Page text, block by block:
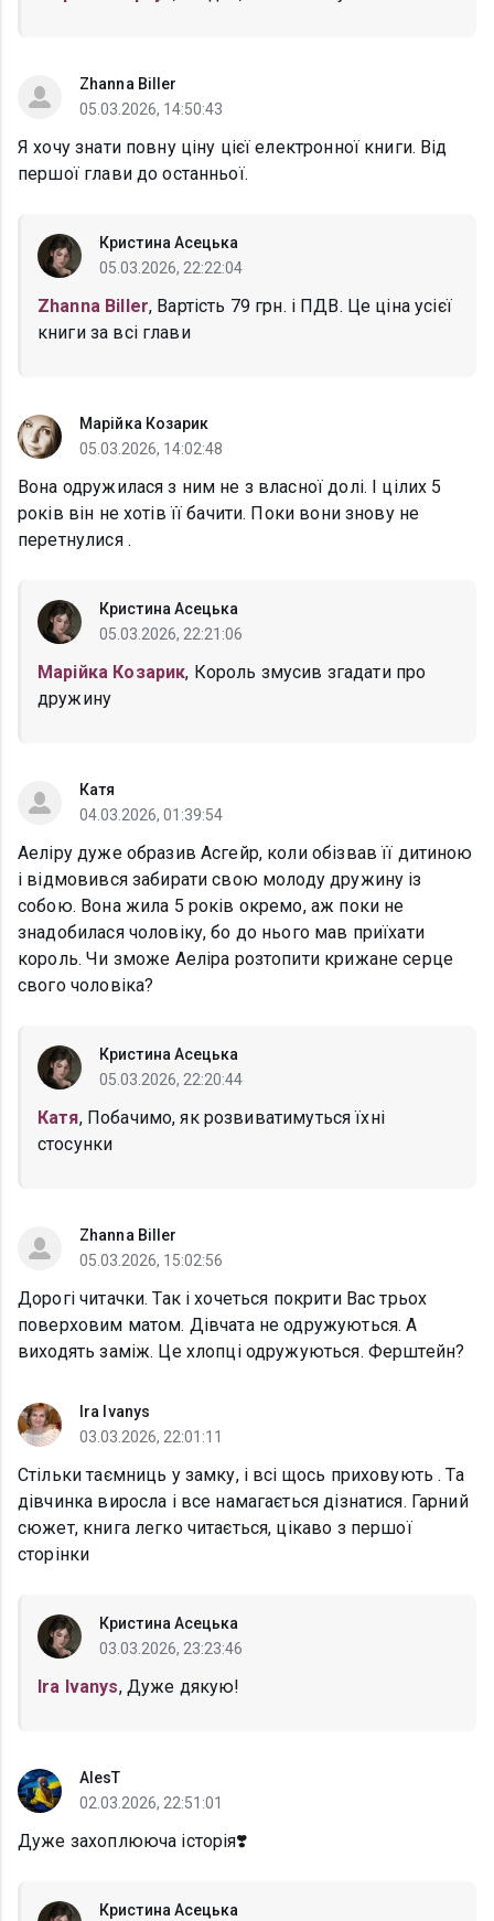
Zhanna Biller
05.03.2026, 14:50:43
Я хочу знати повну ціну цієї електронної книги. Від
першої глави до останньої.
Кристина Асецька
05.03.2026, 22:22:04
Zhanna Biller, Вартість 79 грн. і ПДВ. Це ціна усієї
книги за всі глави
Марійка Козарик
05.03.2026, 14:02:48
Вона одружилася з ним не з власної долі. І цілих 5
років він не хотів її бачити. Поки вони знову не
перетнулися .
Кристина Асецька
05.03.2026, 22:21:06
Марійка Козарик, Король змусив згадати про
дружину
Катя
04.03.2026, 01:39:54
Аеліру дуже образив Асгейр, коли обізвав її дитиною
і відмовився забирати свою молоду дружину із
собою. Вона жила 5 років окремо, аж поки не
знадобилася чоловіку, бо до нього мав приїхати
король. Чи зможе Аеліра розтопити крижане серце
свого чоловіка?
Кристина Асецька
05.03.2026, 22:20:44
Катя, Побачимо, як розвиватимуться їхні
стосунки
Zhanna Biller
05.03.2026, 15:02:56
Дорогі читачки. Так і хочеться покрити Вас трьох
поверховим матом. Дівчата не одружуються. А
виходять заміж. Це хлопці одружуються. Ферштейн?
Ira Ivanys
03.03.2026, 22:01:11
Стільки таємниць у замку, і всі щось приховують . Та
дівчинка виросла і все намагається дізнатися. Гарний
сюжет, книга легко читається, цікаво з першої
сторінки
Кристина Асецька
03.03.2026, 23:23:46
Ira Ivanys, Дуже дякую!
AlesT
02.03.2026, 22:51:01
Дуже захоплююча історія❣️
Кристина Асецька